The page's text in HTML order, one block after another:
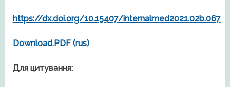
https://dx.doi.org/10.15407/internalmed2021.02b.067
Download.PDF (rus)
Для цитування: